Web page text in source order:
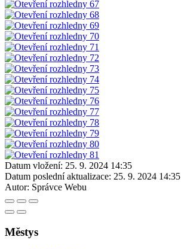
Datum vložení: 25. 9. 2024 14:35
Datum poslední aktualizace: 25. 9. 2024 14:35
Autor: Správce Webu
Městys